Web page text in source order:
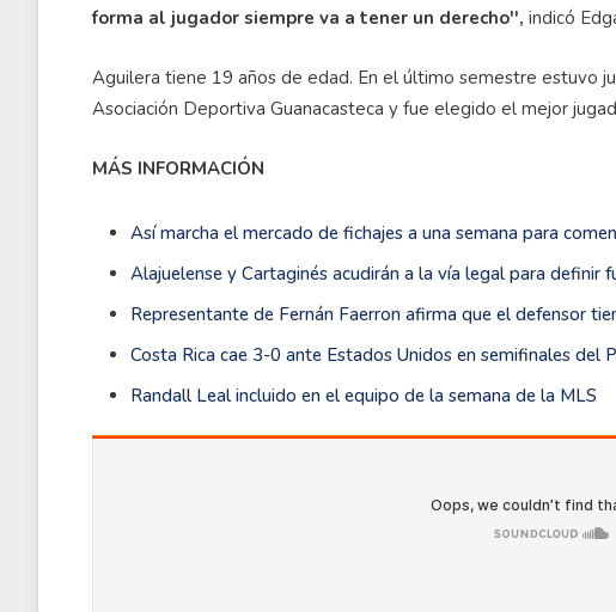
forma al jugador siempre va a tener un derecho'', indicó
Aguilera tiene 19 años de edad. En el último semestre estuvo
Asociación Deportiva Guanacasteca y fue elegido el mejor
MÁS INFORMACIÓN
Así marcha el mercado de fichajes a una semana para
Alajuelense y Cartaginés acudirán a la vía legal para definir
Representante de Fernán Faerron afirma que el defensor
Costa Rica cae 3-0 ante Estados Unidos en semifinales del
Randall Leal incluido en el equipo de la semana de la MLS